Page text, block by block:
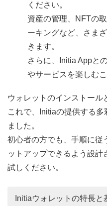
ください。
資産の管理、NFTの
ーキングなど、さま
きます。
さらに、Initia Appと
やサービスを楽しむ
ウォレットのインストール
これで、Initiaの提供する
ました。
初心者の方でも、手順に従
ットアップできるよう設計
試しください。
Initiaウォレットの特長と